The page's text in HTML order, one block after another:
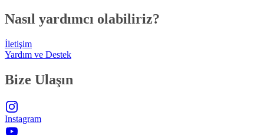
Nasıl yardımcı olabiliriz?
İletişim
Yardım ve Destek
Bize Ulaşın
Instagram